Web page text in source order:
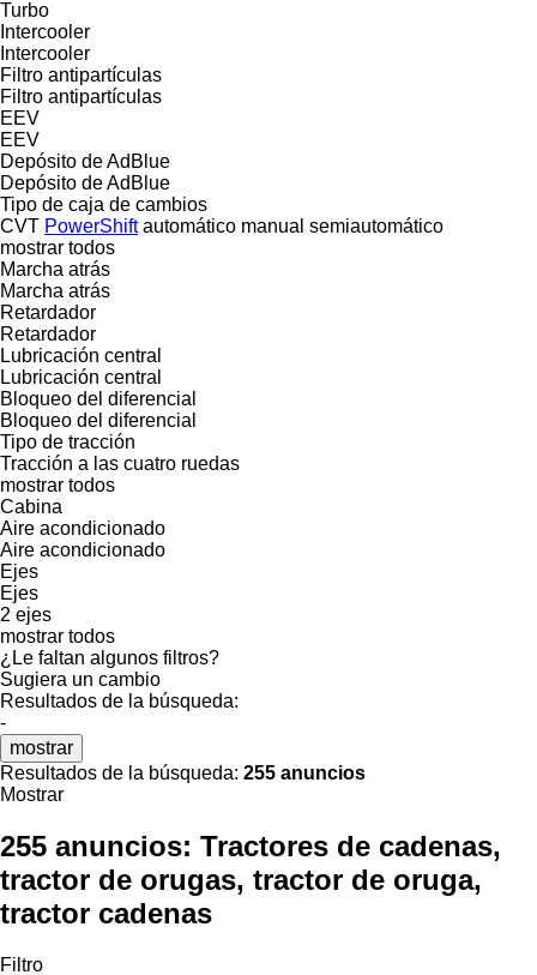
Turbo
Intercooler
Intercooler
Filtro antipartículas
Filtro antipartículas
EEV
EEV
Depósito de AdBlue
Depósito de AdBlue
Tipo de caja de cambios
CVT PowerShift automático manual semiautomático
mostrar todos
Marcha atrás
Marcha atrás
Retardador
Retardador
Lubricación central
Lubricación central
Bloqueo del diferencial
Bloqueo del diferencial
Tipo de tracción
Tracción a las cuatro ruedas
mostrar todos
Cabina
Aire acondicionado
Aire acondicionado
Ejes
Ejes
2 ejes
mostrar todos
¿Le faltan algunos filtros?
Sugiera un cambio
Resultados de la búsqueda:
-
mostrar
Resultados de la búsqueda: 255 anuncios
Mostrar
255 anuncios: Tractores de cadenas,
tractor de orugas, tractor de oruga,
tractor cadenas
Filtro